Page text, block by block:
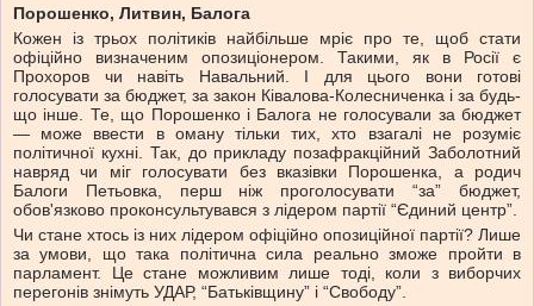
Порошенко, Литвин, Балога
Кожен із трьох політиків найбільше мріє про те, щоб стати
офіційно визначеним опозиціонером. Такими, як в Росії є
Прохоров чи навіть Навальний. І для цього вони готові
голосувати за бюджет, за закон Ківалова-Колесниченка і за будь-
що інше. Те, що Порошенко і Балога не голосували за бюджет
— може ввести в оману тільки тих, хто взагалі не розуміє
політичної кухні. Так, до прикладу позафракційний Заболотний
навряд чи міг голосувати без вказівки Порошенка, а родич
Балоги Петьовка, перш ніж проголосувати “за” бюджет,
обов'язково проконсультувався з лідером партії “Єдиний центр”.
Чи стане хтось із них лідером офіційно опозиційної партії? Лише
за умови, що така політична сила реально зможе пройти в
парламент. Це стане можливим лише тоді, коли з виборчих
перегонів знімуть УДАР, “Батьківщину” і “Свободу”.